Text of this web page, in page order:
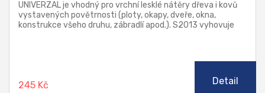
UNIVERZAL je vhodný pro vrchní lesklé nátěry dřeva i kovů
vystavených povětrnosti (ploty, okapy, dveře, okna,
konstrukce všeho druhu, zábradlí apod.). S2013 vyhovuje
245 Kč Detail